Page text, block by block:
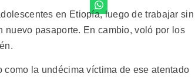
en Etiopía, luego de trabajar sin
nuevo pasaporte. En cambio, voló por los
la undécima víctima de ese atentado